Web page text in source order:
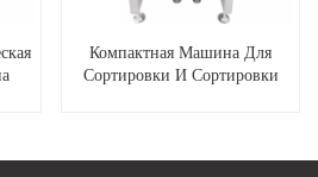
Компактная Машина Для
Сортировки И Сортировки